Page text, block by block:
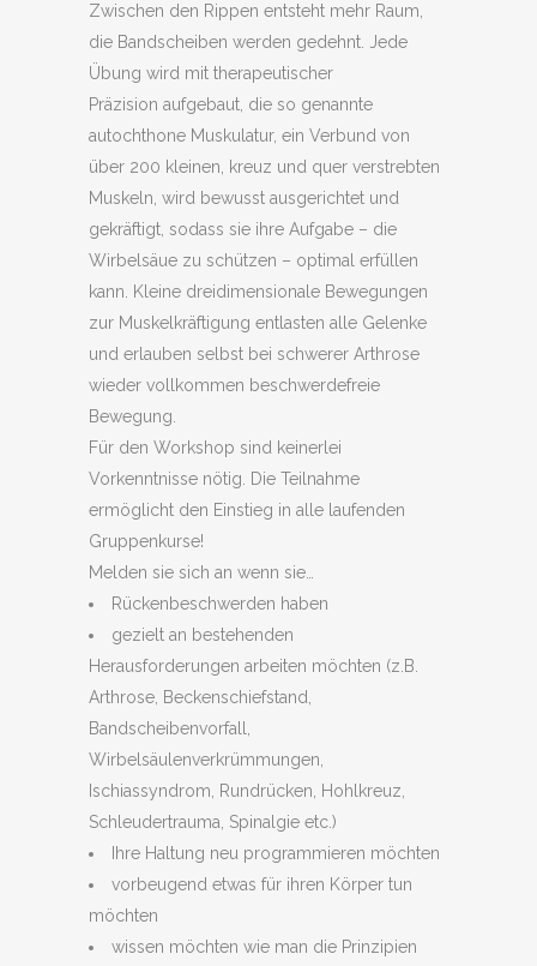
Zwischen den Rippen entsteht mehr Raum,
die Bandscheiben werden gedehnt. Jede
Übung wird mit therapeutischer
Präzision aufgebaut, die so genannte
autochthone Muskulatur, ein Verbund von
über 200 kleinen, kreuz und quer verstrebten
Muskeln, wird bewusst ausgerichtet und
gekräftigt, sodass sie ihre Aufgabe – die
Wirbelsäue zu schützen – optimal erfüllen
kann. Kleine dreidimensionale Bewegungen
zur Muskelkräftigung entlasten alle Gelenke
und erlauben selbst bei schwerer Arthrose
wieder vollkommen beschwerdefreie
Bewegung.
Für den Workshop sind keinerlei
Vorkenntnisse nötig. Die Teilnahme
ermöglicht den Einstieg in alle laufenden
Gruppenkurse!
Melden sie sich an wenn sie…
Rückenbeschwerden haben
gezielt an bestehenden
Herausforderungen arbeiten möchten (z.B.
Arthrose, Beckenschiefstand,
Bandscheibenvorfall,
Wirbelsäulenverkrümmungen,
Ischiassyndrom, Rundrücken, Hohlkreuz,
Schleudertrauma, Spinalgie etc.)
Ihre Haltung neu programmieren möchten
vorbeugend etwas für ihren Körper tun
möchten
wissen möchten wie man die Prinzipien